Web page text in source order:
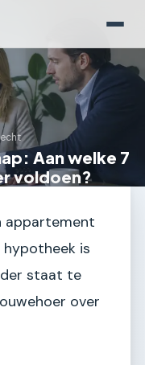
Aan welke 7
voldoen?
appartement
is
staat te
over